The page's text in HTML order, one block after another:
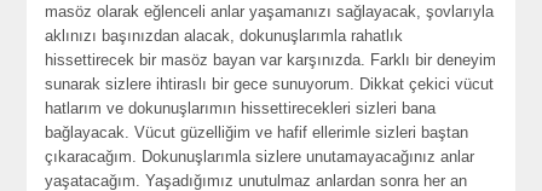
masöz olarak eğlenceli anlar yaşamanızı sağlayacak, şovlarıyla
aklınızı başınızdan alacak, dokunuşlarımla rahatlık
hissettirecek bir masöz bayan var karşınızda. Farklı bir deneyim
sunarak sizlere ihtiraslı bir gece sunuyorum. Dikkat çekici vücut
hatlarım ve dokunuşlarımın hissettirecekleri sizleri bana
bağlayacak. Vücut güzelliğim ve hafif ellerimle sizleri baştan
çıkaracağım. Dokunuşlarımla sizlere unutamayacağınız anlar
yaşatacağım. Yaşadığımız unutulmaz anlardan sonra her an